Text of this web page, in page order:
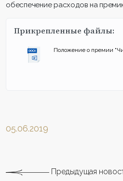
обеспечение расходов на
Прикрепленные файлы:
Положение о премии
05.06.2019
Предыдущая